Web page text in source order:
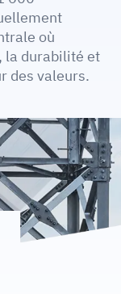
où
la durabilité et
des valeurs.